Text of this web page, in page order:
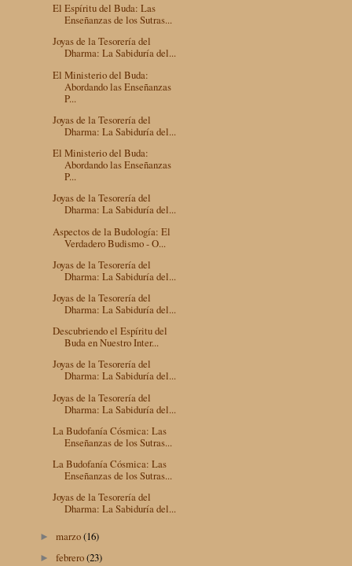
El Espíritu del Buda: Las
Enseñanzas de los Sutras...
Joyas de la Tesorería del
Dharma: La Sabiduría del...
El Ministerio del Buda:
Abordando las Enseñanzas
P...
Joyas de la Tesorería del
Dharma: La Sabiduría del...
El Ministerio del Buda:
Abordando las Enseñanzas
P...
Joyas de la Tesorería del
Dharma: La Sabiduría del...
Aspectos de la Budología: El
Verdadero Budismo - O...
Joyas de la Tesorería del
Dharma: La Sabiduría del...
Joyas de la Tesorería del
Dharma: La Sabiduría del...
Descubriendo el Espíritu del
Buda en Nuestro Inter...
Joyas de la Tesorería del
Dharma: La Sabiduría del...
Joyas de la Tesorería del
Dharma: La Sabiduría del...
La Budofanía Cósmica: Las
Enseñanzas de los Sutras...
La Budofanía Cósmica: Las
Enseñanzas de los Sutras...
Joyas de la Tesorería del
Dharma: La Sabiduría del...
►marzo(16)
►febrero(23)